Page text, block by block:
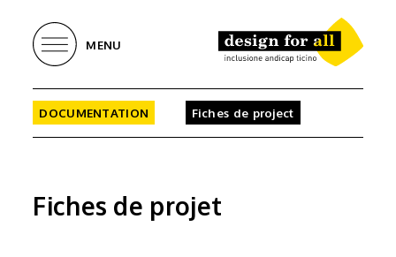
MENU
DOCUMENTATION Fiches de project
Fiches de projet